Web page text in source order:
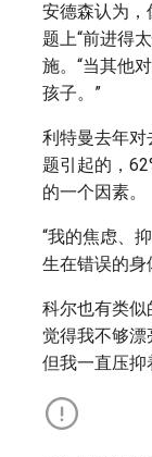
安德森认为，
题上“前进得
施。“当其他
孩子。”
利特曼去年对
题引起的，
的一个因素。
“我的焦虑、
生在错误的身
科尔也有类似
觉得我不够漂
但我一直压抑